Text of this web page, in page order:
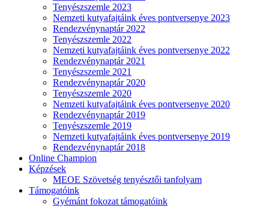
Tenyészszemle 2023
Nemzeti kutyafajtáink éves pontversenye 2023
Rendezvénynaptár 2022
Tenyészszemle 2022
Nemzeti kutyafajtáink éves pontversenye 2022
Rendezvénynaptár 2021
Tenyészszemle 2021
Rendezvénynaptár 2020
Tenyészszemle 2020
Nemzeti kutyafajtáink éves pontversenye 2020
Rendezvénynaptár 2019
Tenyészszemle 2019
Nemzeti kutyafajtáink éves pontversenye 2019
Rendezvénynaptár 2018
Online Champion
Képzések
MEOE Szövetség tenyésztői tanfolyam
Támogatóink
Gyémánt fokozat támogatóink